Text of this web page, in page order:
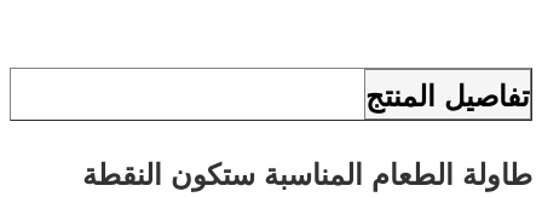
تفاصيل المنتج
طاولة الطعام المناسبة ستكون النقطة